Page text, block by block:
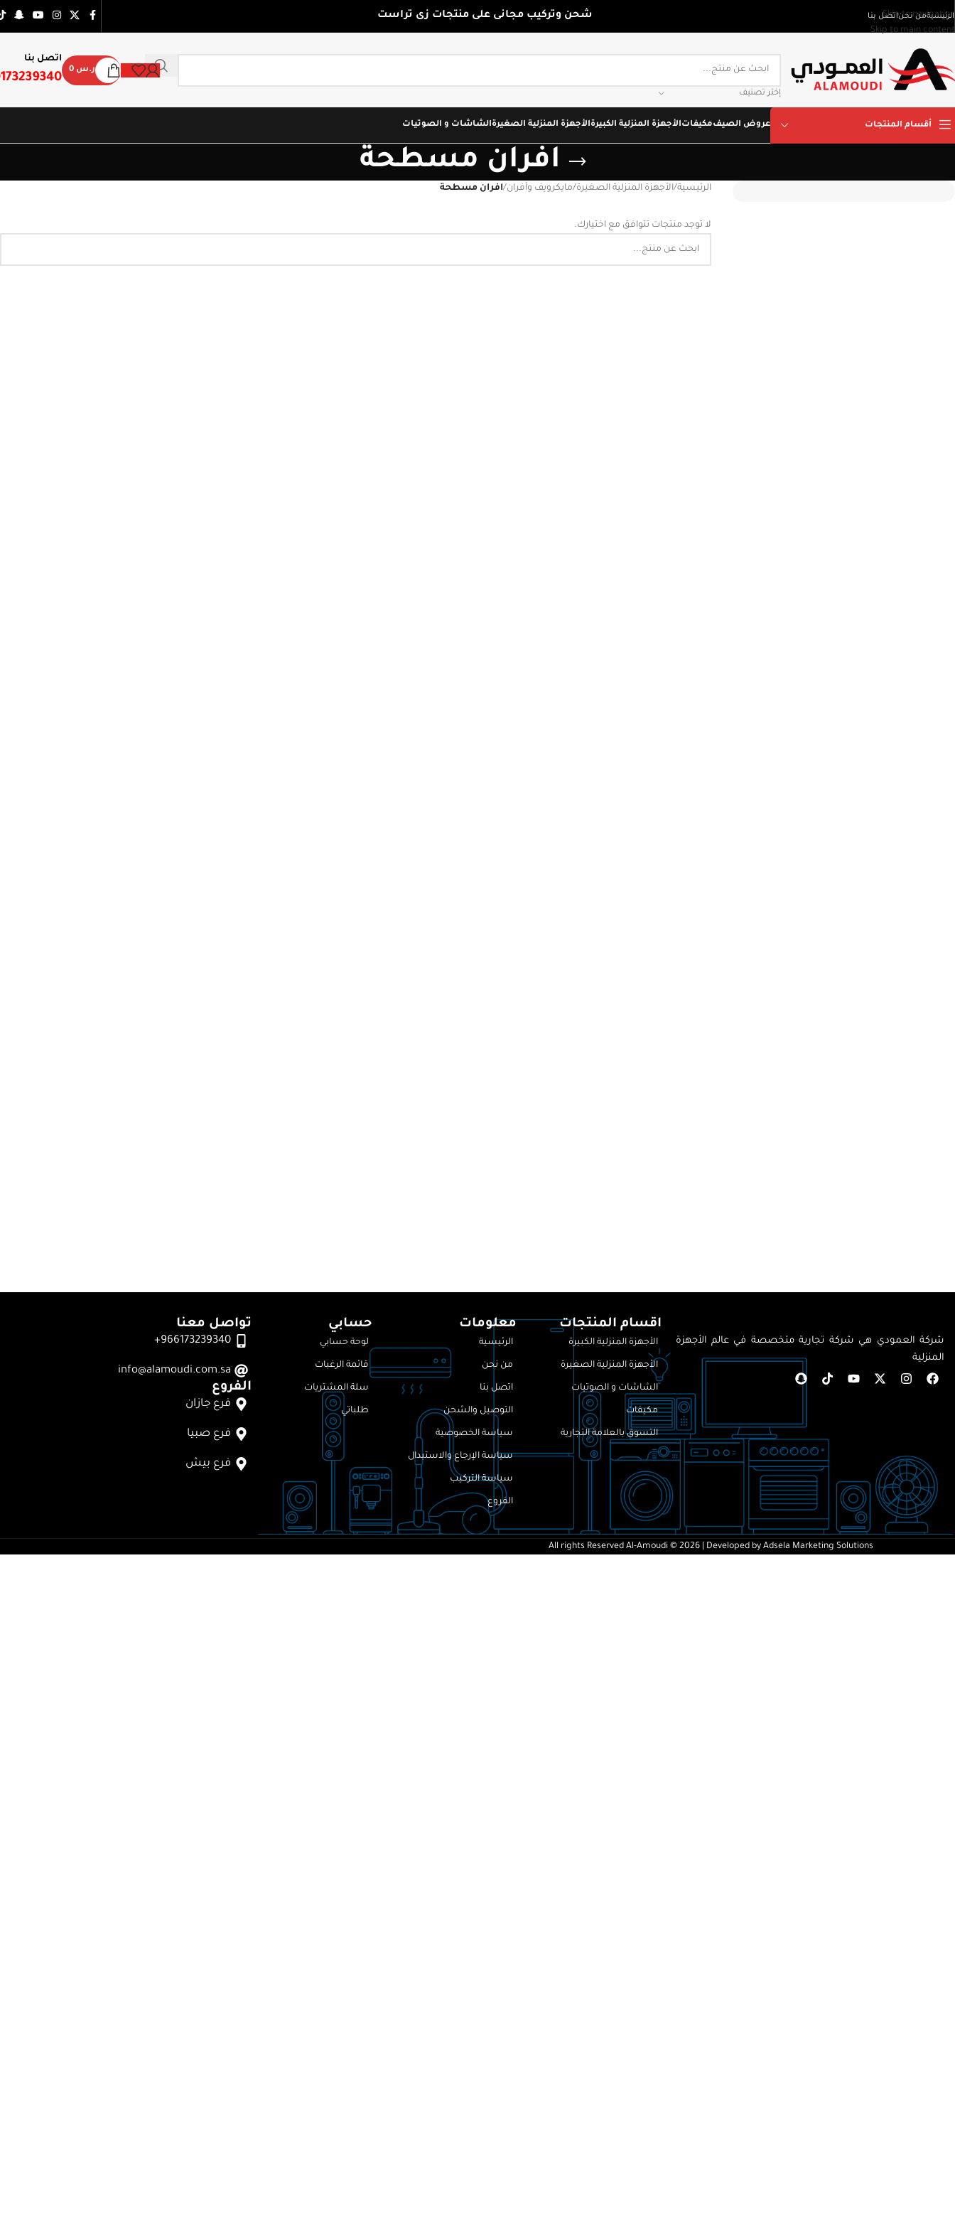
Skip to navigation
Skip to main content
الرئيسيةمن نحناتصل بنا شحن وتركيب مجانى على منتجات زى تراست
إختر تصنيف
ر.س
اتصل بنا
أقسام المنتجات عروض الصيفمكيفاتالأجهزة المنزلية الكبيرةالأجهزة المنزلية الصغيرةالشاشات و الصوتيات
افران مسطحة
الرئيسية/الأجهزة المنزلية الصغيرة/مايكرويف وأفران/افران مسطحة
لا توجد منتجات تتوافق مع اختيارك.
شركة العمودي هي شركة تجارية متخصصة في عالم الأجهزة
المنزلية
اقسام المنتجات
الأجهزة المنزلية الكبيرة
الأجهزة المنزلية الصغيرة
الشاشات و الصوتيات
مكيفات
التسوق بالعلامة التجارية
معلومات
الرئيسية
من نحن
اتصل بنا
التوصيل والشحن
سياسة الخصوصية
سياسة الإرجاع والاستبدال
سياسة التركيب
الفروع
حسابي
لوحة حسابي
قائمة الرغبات
سلة المشتريات
طلباتي
تواصل معنا
966173239340+
info@alamoudi.com.sa
الفروع
فرع جازان
فرع صبيا
فرع بيش
All rights Reserved Al-Amoudi © 2026 | Developed by Adsela Marketing Solutions